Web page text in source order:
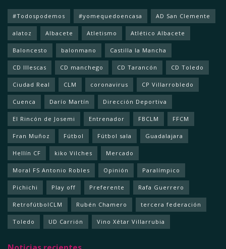
#Todospodemos #yomequedoencasa AD San Clemente
alatoz Albacete Atletismo Atlético Albacete
Baloncesto balonmano Castilla la Mancha
CD Illescas CD manchego CD Tarancón CD Toledo
Ciudad Real CLM coronavirus CP Villarrobledo
Cuenca Darío Martín Dirección Deportiva
El Rincón de Josemi Entrenador FBCLM FFCM
Fran Muñoz Fútbol Fútbol sala Guadalajara
Hellín CF kiko Vilches Mercado
Moral FS Antonio Robles Opinión Paralímpico
Pichichi Play off Preferente Rafa Guerrero
RetrofútbolCLM Rubén Chamero tercera federación
Toledo UD Carrión Vino Xétar Villarrubia